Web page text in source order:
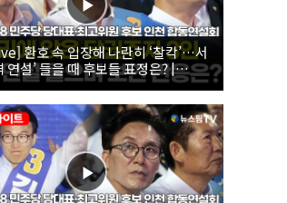
환호 속 입장해 나란히 ‘찰칵’…서
연설’ 들을 때 후보들 표정은? |
더불어민주당 당대표·최고위원 후
합동연설회